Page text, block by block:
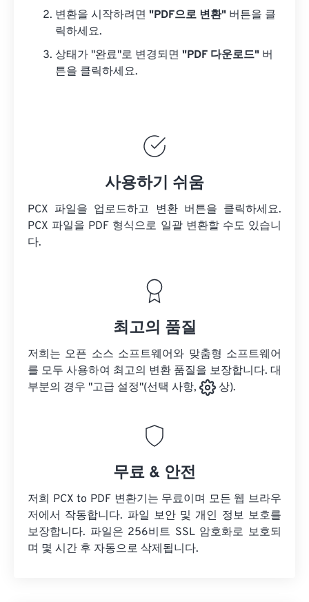
변환을 시작하려면 "PDF으로 변환" 버튼을 클
릭하세요.
상태가 "완료"로 변경되면 "PDF 다운로드" 버
튼을 클릭하세요.
사용하기 쉬움
PCX 파일을 업로드하고 변환 버튼을 클릭하세요.
PCX 파일을 PDF 형식으로 일괄 변환할 수도 있습니
다.
최고의 품질
저희는 오픈 소스 소프트웨어와 맞춤형 소프트웨어
를 모두 사용하여 최고의 변환 품질을 보장합니다. 대
부분의 경우 "고급 설정"(선택 사항,
상).
무료 & 안전
저희 PCX to PDF 변환기는 무료이며 모든 웹 브라우
저에서 작동합니다. 파일 보안 및 개인 정보 보호를
보장합니다. 파일은 256비트 SSL 암호화로 보호되
며 몇 시간 후 자동으로 삭제됩니다.